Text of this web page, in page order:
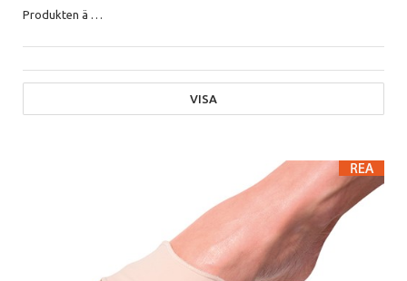
Produkten ä …
VISA